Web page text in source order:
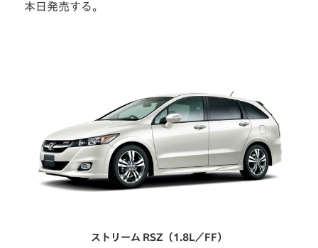
本日発売する。
ストリーム RSZ（1.8L／FF）